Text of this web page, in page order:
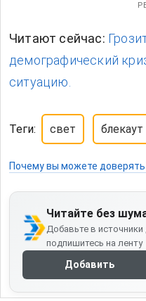
Читают сейчас:
демографический
ситуацию.
Теги: свет блекаут
Почему вы можете
Читайте без
Добавьте в
подпишитесь на ленту
Добавить